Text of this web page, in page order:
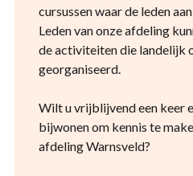
cursussen waar de leden
Leden van onze afdeling
de activiteiten die landelijk
georganiseerd.
Wilt u vrijblijvend een keer
bijwonen om kennis te
afdeling Warnsveld?